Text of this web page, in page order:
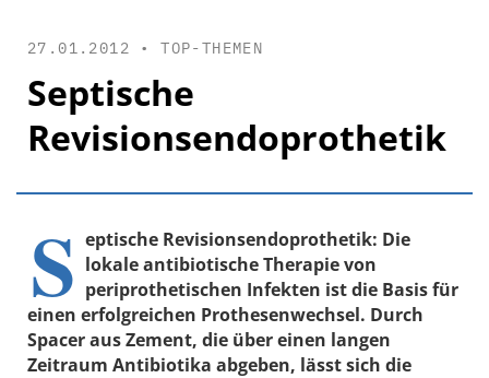
27.01.2012 •TOP-THEMEN
Septische
Revisionsendoprothetik
S eptische Revisionsendoprothetik: Die
lokale antibiotische Therapie von
periprothetischen Infekten ist die Basis für
einen erfolgreichen Prothesenwechsel. Durch
Spacer aus Zement, die über einen langen
Zeitraum Antibiotika abgeben, lässt sich die